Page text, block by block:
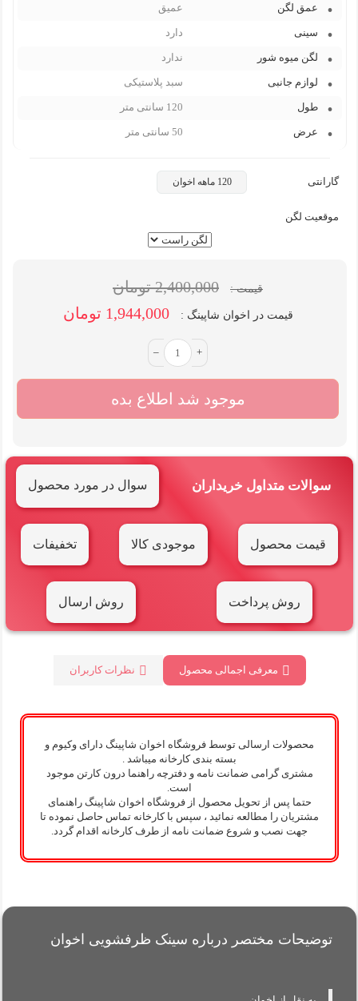
عمق لگن عمیق
سینی دارد
لگن میوه شور ندارد
لوازم جانبی سبد پلاستیکی
طول 120 سانتی متر
عرض 50 سانتی متر
گارانتی 120 ماهه اخوان
موقعیت لگن
قیمت : 2,400,000 تومان
قیمت در اخوان شاپینگ : 1,944,000 تومان
– +
موجود شد اطلاع بده
سوالات متداول خریداران سوال در مورد محصول
قیمت محصول موجودی کالا تخفیفات
روش پرداخت روش ارسال
معرفی اجمالی محصول نظرات کاربران
محصولات ارسالی توسط فروشگاه اخوان شاپینگ دارای وکیوم و
بسته بندی کارخانه میباشد .
مشتری گرامی ضمانت نامه و دفترچه راهنما درون کارتن موجود
است.
حتما پس از تحویل محصول از فروشگاه اخوان شاپینگ راهنمای
مشتریان را مطالعه نمائید ، سپس با کارخانه تماس حاصل نموده تا
جهت نصب و شروع ضمانت نامه از طرف کارخانه اقدام گردد.
توضیحات مختصر درباره سینک ظرفشویی اخوان